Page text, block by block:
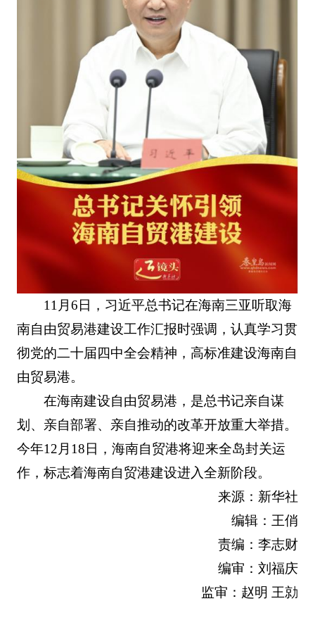
11月6日，习近平总书记在海南三亚听取海
南自由贸易港建设工作汇报时强调，认真学习贯
彻党的二十届四中全会精神，高标准建设海南自
由贸易港。
在海南建设自由贸易港，是总书记亲自谋
划、亲自部署、亲自推动的改革开放重大举措。
今年12月18日，海南自贸港将迎来全岛封关运
作，标志着海南自贸港建设进入全新阶段。
来源：新华社
编辑：王俏
责编：李志财
编审：刘福庆
监审：赵明 王勍